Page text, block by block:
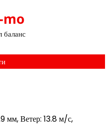
баланс
мм, Ветер: 13.8 м/с,